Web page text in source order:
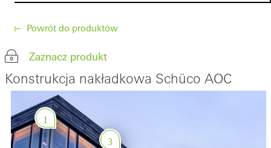
Powrót do produktów
Zaznacz produkt
Konstrukcja nakładkowa Schüco AOC
1
3